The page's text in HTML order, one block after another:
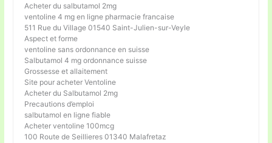
Acheter du salbutamol 2mg
ventoline 4 mg en ligne pharmacie francaise
511 Rue du Village 01540 Saint-Julien-sur-Veyle
Aspect et forme
ventoline sans ordonnance en suisse
Salbutamol 4 mg ordonnance suisse
Grossesse et allaitement
Site pour acheter Ventoline
Acheter du Salbutamol 2mg
Precautions d’emploi
salbutamol en ligne fiable
Acheter ventoline 100mcg
100 Route de Seillieres 01340 Malafretaz